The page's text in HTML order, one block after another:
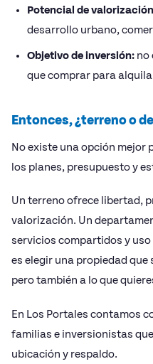
Potencial de
desarrollo urbano,
Objetivo de inversión: no
que comprar para
Entonces, ¿terreno o
No existe una opción mejor
los planes, presupuesto y
Un terreno ofrece libertad,
valorización. Un
servicios compartidos y
es elegir una propiedad que
pero también a lo que
En Los Portales contamos
familias e inversionistas
ubicación y respaldo.